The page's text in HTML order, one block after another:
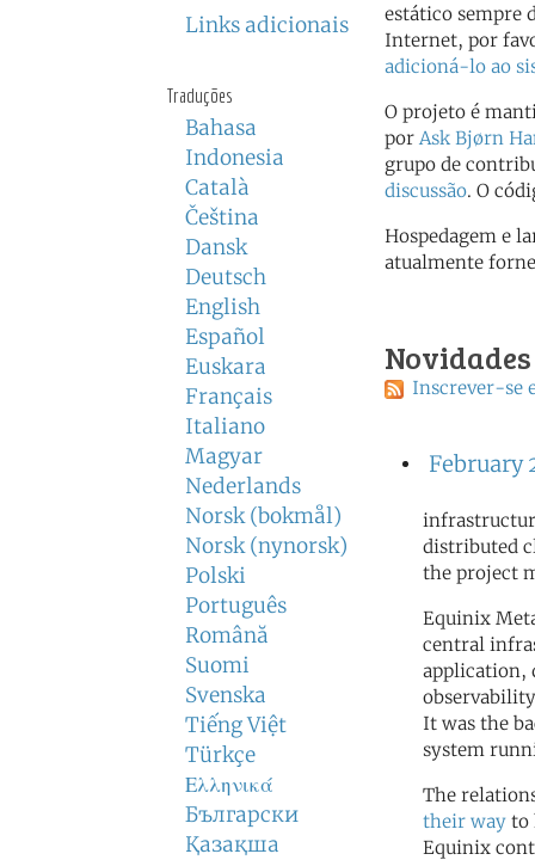
Links adicionais
Traduções
Bahasa
Indonesia
Català
Čeština
Dansk
Deutsch
English
Español
Euskara
Français
Italiano
Magyar
Nederlands
Norsk (bokmål)
Norsk (nynorsk)
Polski
Português
Română
Suomi
Svenska
Tiếng Việt
Türkçe
Ελληνικά
Български
Қазақша
estático sempre
Internet, por
adicioná-lo ao
O projeto é
por Ask Bjørn
grupo de
discussão. O
Hospedagem e
atualmente
Novidades
Inscrever-se
February
distributed
the project
Equinix
central
application,
It was the
system
The
their way to
Equinix